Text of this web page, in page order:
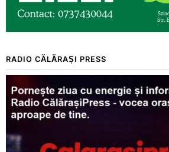
RADIO CĂLĂRAȘI PRESS